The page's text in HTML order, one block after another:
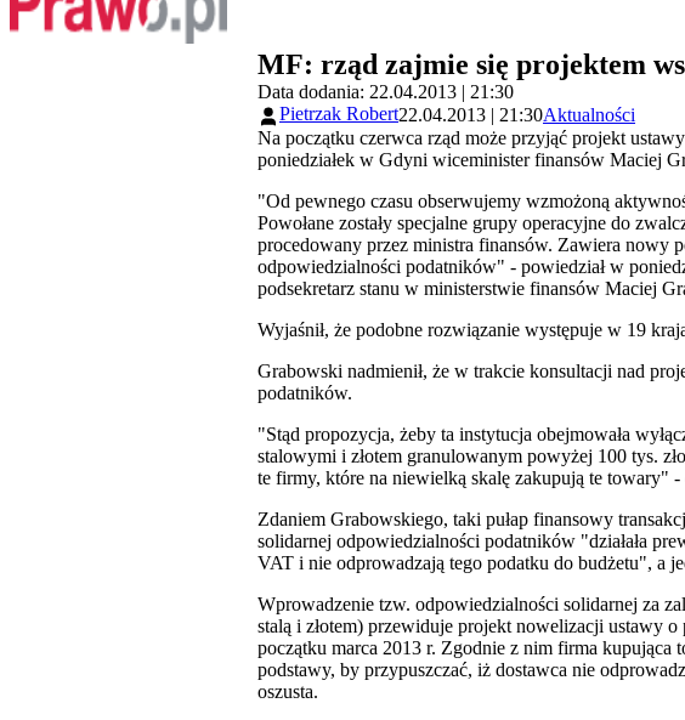
MF: rząd zajmie się projektem
Data dodania: 22.04.2013 | 21:30
Pietrzak Robert22.04.2013 | 21:30Aktualności
Na początku czerwca rząd może przyjąć projekt
poniedziałek w Gdyni wiceminister finansów Maciej
"Od pewnego czasu obserwujemy wzmożoną
Powołane zostały specjalne grupy operacyjne do
procedowany przez ministra finansów. Zawiera nowy
odpowiedzialności podatników" - powiedział w
podsekretarz stanu w ministerstwie finansów Maciej
Wyjaśnił, że podobne rozwiązanie występuje w 19
Grabowski nadmienił, że w trakcie konsultacji nad
podatników.
"Stąd propozycja, żeby ta instytucja obejmowała
stalowymi i złotem granulowanym powyżej 100 tys.
te firmy, które na niewielką skalę zakupują te towary" -
Zdaniem Grabowskiego, taki pułap finansowy
solidarnej odpowiedzialności podatników "działała
VAT i nie odprowadzają tego podatku do budżetu", a
Wprowadzenie tzw. odpowiedzialności solidarnej za
stalą i złotem) przewiduje projekt nowelizacji ustawy
początku marca 2013 r. Zgodnie z nim firma kupująca
podstawy, by przypuszczać, iż dostawca nie
oszusta.